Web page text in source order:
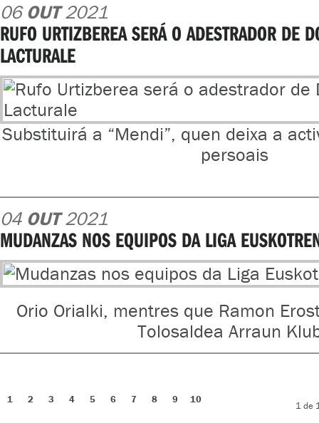
06OUT2021
RUFO URTIZBEREA SERÁ O ADESTRADOR DE
LACTURALE
Substituirá a “Mendi”, quen deixa a
persoais
04 OUT2021
MUDANZAS NOS EQUIPOS DA LIGA
Orio Orialki, mentres que Ramon
Tolosaldea Arraun
1 de
1 2 3 4 5 6 7 8 9 10